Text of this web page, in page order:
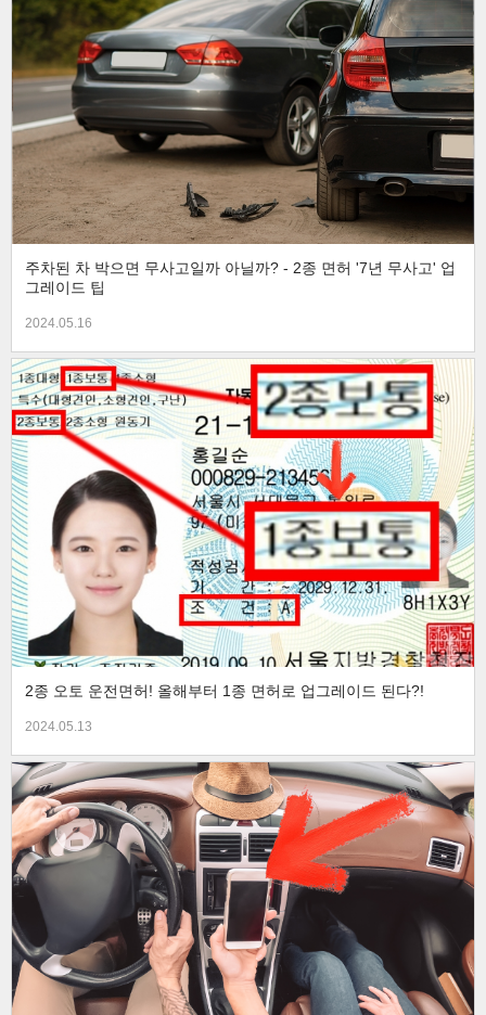
주차된 차 박으면 무사고일까 아닐까? - 2종 면허 '7년 무사고' 업
그레이드 팁
2024.05.16
2종 오토 운전면허! 올해부터 1종 면허로 업그레이드 된다?!
2024.05.13